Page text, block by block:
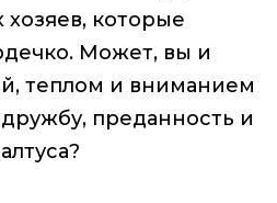
которые
Может, вы и
теплом и вниманием
преданность и